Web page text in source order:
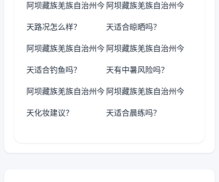
阿坝藏族羌族自治州今
天路况怎么样？
阿坝藏族羌族自治州今
天适合晾晒吗？
阿坝藏族羌族自治州今
天适合钓鱼吗？
阿坝藏族羌族自治州今
天有中暑风险吗？
阿坝藏族羌族自治州今
天化妆建议？
阿坝藏族羌族自治州今
天适合晨练吗？